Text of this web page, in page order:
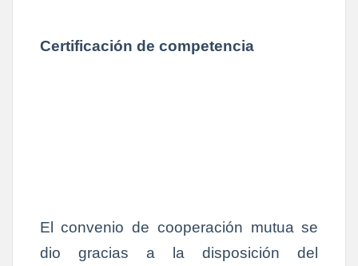
Certificación de competencia
El convenio de cooperación mutua se
dio gracias a la disposición del